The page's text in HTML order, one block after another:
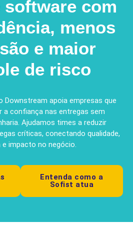
software com
menos
e maior
de risco
Downstream apoia empresas que
a confiança nas entregas sem
Ajudamos times a reduzir
críticas, conectando qualidade,
e impacto no negócio.
Entenda como a
Sofist atua